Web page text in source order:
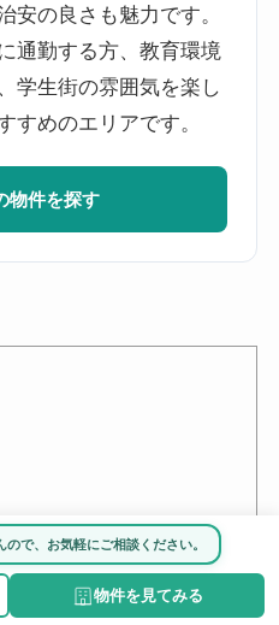
安の良さも魅力です。
通勤する方、教育環境
学生街の雰囲気を楽し
すめのエリアです。
物件を探す
。常に物件購入者の方
きるよう日々努力して
で、お気軽にご相談ください。
物件を見てみる